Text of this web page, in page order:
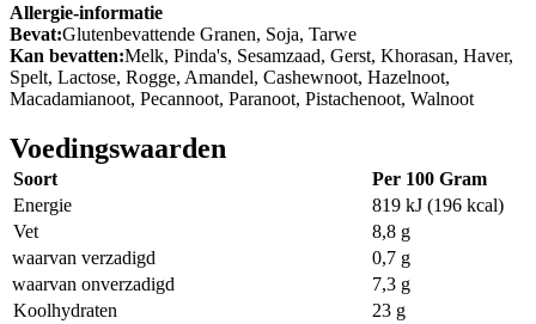
Allergie-informatie
Bevat:Glutenbevattende Granen, Soja, Tarwe
Kan bevatten:Melk, Pinda's, Sesamzaad, Gerst, Khorasan, Haver,
Spelt, Lactose, Rogge, Amandel, Cashewnoot, Hazelnoot,
Macadamianoot, Pecannoot, Paranoot, Pistachenoot, Walnoot
Voedingswaarden
Soort
Per 100 Gram
Energie
819 kJ (196 kcal)
Vet
8,8 g
waarvan verzadigd
0,7 g
waarvan onverzadigd
7,3 g
Koolhydraten
23 g